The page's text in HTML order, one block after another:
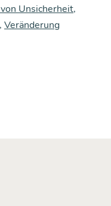
Unsicherheit,
, Veränderung